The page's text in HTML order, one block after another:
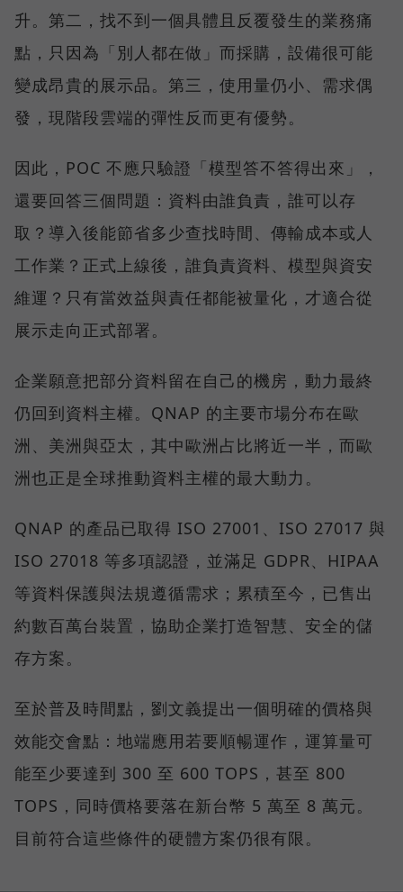
升。第二，找不到一個具體且反覆發生的業務痛
點，只因為「別人都在做」而採購，設備很可能
變成昂貴的展示品。第三，使用量仍小、需求偶
發，現階段雲端的彈性反而更有優勢。
因此，POC 不應只驗證「模型答不答得出來」，
還要回答三個問題：資料由誰負責，誰可以存
取？導入後能節省多少查找時間、傳輸成本或人
工作業？正式上線後，誰負責資料、模型與資安
維運？只有當效益與責任都能被量化，才適合從
展示走向正式部署。
企業願意把部分資料留在自己的機房，動力最終
仍回到資料主權。QNAP 的主要市場分布在歐
洲、美洲與亞太，其中歐洲占比將近一半，而歐
洲也正是全球推動資料主權的最大動力。
QNAP 的產品已取得 ISO 27001、ISO 27017 與
ISO 27018 等多項認證，並滿足 GDPR、HIPAA
等資料保護與法規遵循需求；累積至今，已售出
約數百萬台裝置，協助企業打造智慧、安全的儲
存方案。
至於普及時間點，劉文義提出一個明確的價格與
效能交會點：地端應用若要順暢運作，運算量可
能至少要達到 300 至 600 TOPS，甚至 800
TOPS，同時價格要落在新台幣 5 萬至 8 萬元。
目前符合這些條件的硬體方案仍很有限。